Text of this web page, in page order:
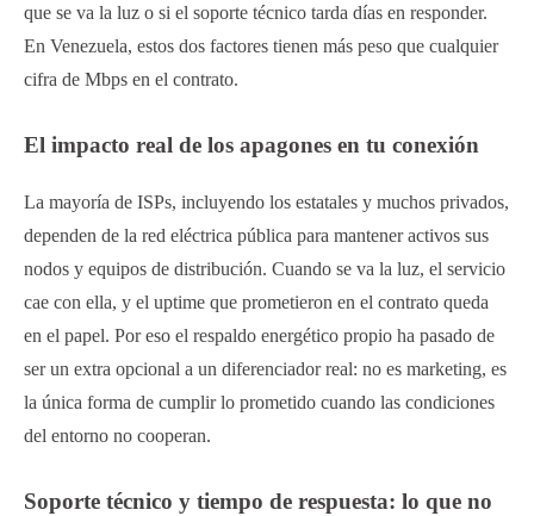
que se va la luz o si el soporte técnico tarda días en responder.
En Venezuela, estos dos factores tienen más peso que cualquier
cifra de Mbps en el contrato.
El impacto real de los apagones en tu conexión
La mayoría de ISPs, incluyendo los estatales y muchos privados,
dependen de la red eléctrica pública para mantener activos sus
nodos y equipos de distribución. Cuando se va la luz, el servicio
cae con ella, y el uptime que prometieron en el contrato queda
en el papel. Por eso el respaldo energético propio ha pasado de
ser un extra opcional a un diferenciador real: no es marketing, es
la única forma de cumplir lo prometido cuando las condiciones
del entorno no cooperan.
Soporte técnico y tiempo de respuesta: lo que no